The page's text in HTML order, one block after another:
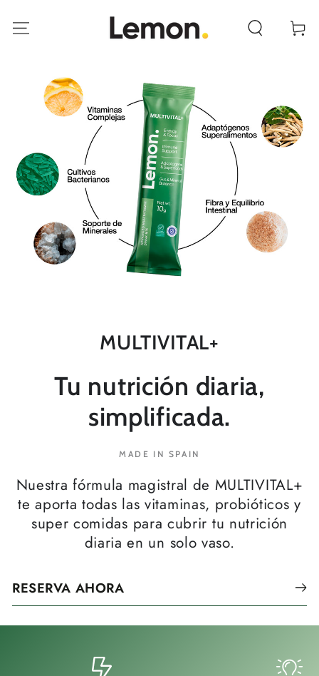
CONTENIDO
Carrito
MULTIVITAL+
Tu nutrición diaria,
simplificada.
MADE IN SPAIN
Nuestra fórmula magistral de MULTIVITAL+
te aporta todas las vitaminas, probióticos y
super comidas para cubrir tu nutrición
diaria en un solo vaso.
RESERVA AHORA